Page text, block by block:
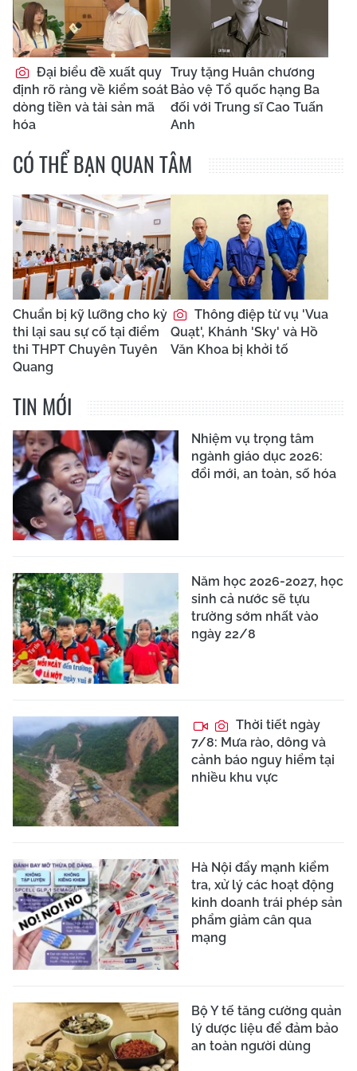
Đại biểu đề xuất quy
định rõ ràng về kiểm soát
dòng tiền và tài sản mã
hóa
Truy tặng Huân chương
Bảo vệ Tổ quốc hạng Ba
đối với Trung sĩ Cao Tuấn
Anh
CÓ THỂ BẠN QUAN TÂM
Chuẩn bị kỹ lưỡng cho kỳ
thi lại sau sự cố tại điểm
thi THPT Chuyên Tuyên
Quang
Thông điệp từ vụ 'Vua
Quạt', Khánh 'Sky' và Hồ
Văn Khoa bị khởi tố
TIN MỚI
Nhiệm vụ trọng tâm
ngành giáo dục 2026:
đổi mới, an toàn, số hóa
Năm học 2026-2027, học
sinh cả nước sẽ tựu
trường sớm nhất vào
ngày 22/8
Thời tiết ngày
7/8: Mưa rào, dông và
cảnh báo nguy hiểm tại
nhiều khu vực
Hà Nội đẩy mạnh kiểm
tra, xử lý các hoạt động
kinh doanh trái phép sản
phẩm giảm cân qua
mạng
Bộ Y tế tăng cường quản
lý dược liệu để đảm bảo
an toàn người dùng